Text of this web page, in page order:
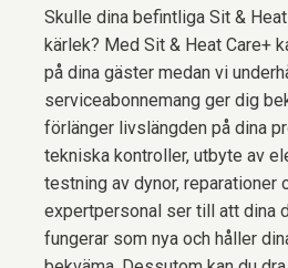
Skulle dina befintliga Sit &
kärlek? Med Sit & Heat Care+
på dina gäster medan vi
serviceabonnemang ger dig
förlänger livslängden på dina
tekniska kontroller, utbyte av
testning av dynor, reparationer
expertpersonal ser till att dina
fungerar som nya och håller